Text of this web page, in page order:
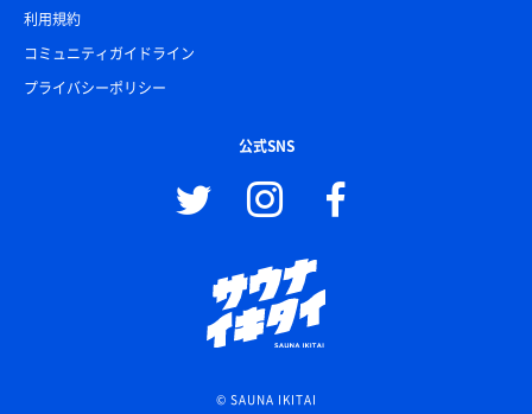
利用規約
コミュニティガイドライン
プライバシーポリシー
公式SNS
© SAUNA IKITAI